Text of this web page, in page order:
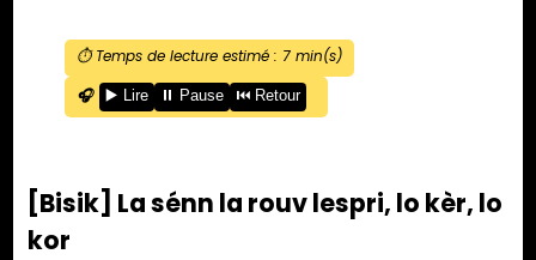
⏱️ Temps de lecture estimé : 7min(s)
🎧
▶️ Lire ⏸️ Pause ⏮️ Retour
[Bisik] La sénn la rouv lespri, lo kèr, lo
kor